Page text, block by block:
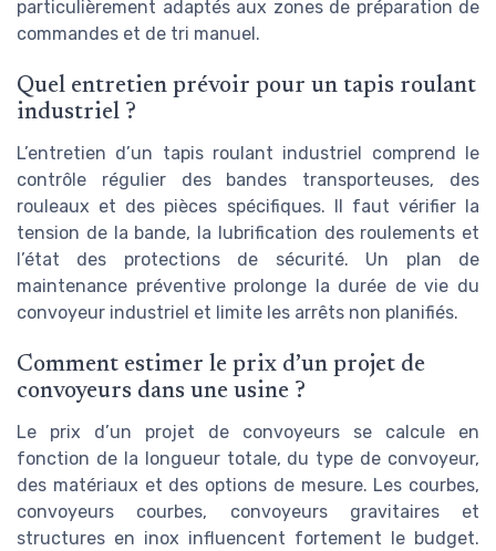
particulièrement adaptés aux zones de préparation de
commandes et de tri manuel.
Quel entretien prévoir pour un tapis roulant
industriel ?
L’entretien d’un tapis roulant industriel comprend le
contrôle régulier des bandes transporteuses, des
rouleaux et des pièces spécifiques. Il faut vérifier la
tension de la bande, la lubrification des roulements et
l’état des protections de sécurité. Un plan de
maintenance préventive prolonge la durée de vie du
convoyeur industriel et limite les arrêts non planifiés.
Comment estimer le prix d’un projet de
convoyeurs dans une usine ?
Le prix d’un projet de convoyeurs se calcule en
fonction de la longueur totale, du type de convoyeur,
des matériaux et des options de mesure. Les courbes,
convoyeurs courbes, convoyeurs gravitaires et
structures en inox influencent fortement le budget.